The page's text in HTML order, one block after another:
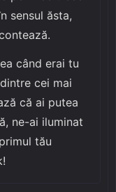
sensul ăsta,
când erai tu
cei mai
că ai putea
ne-ai iluminat
tău